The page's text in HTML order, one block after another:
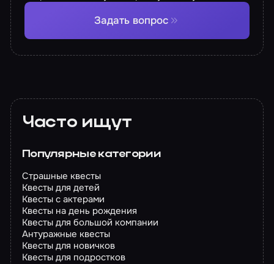
Задать вопрос
Часто ищут
Популярные категории
Страшные квесты
Квесты для детей
Квесты с актерами
Квесты на день рождения
Квесты для большой компании
Антуражные квесты
Квесты для новичков
Квесты для подростков